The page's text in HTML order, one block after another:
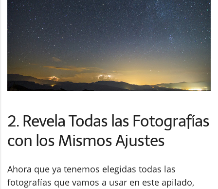
2. Revela Todas las Fotografías
con los Mismos Ajustes
Ahora que ya tenemos elegidas todas las
fotografías que vamos a usar en este apilado,